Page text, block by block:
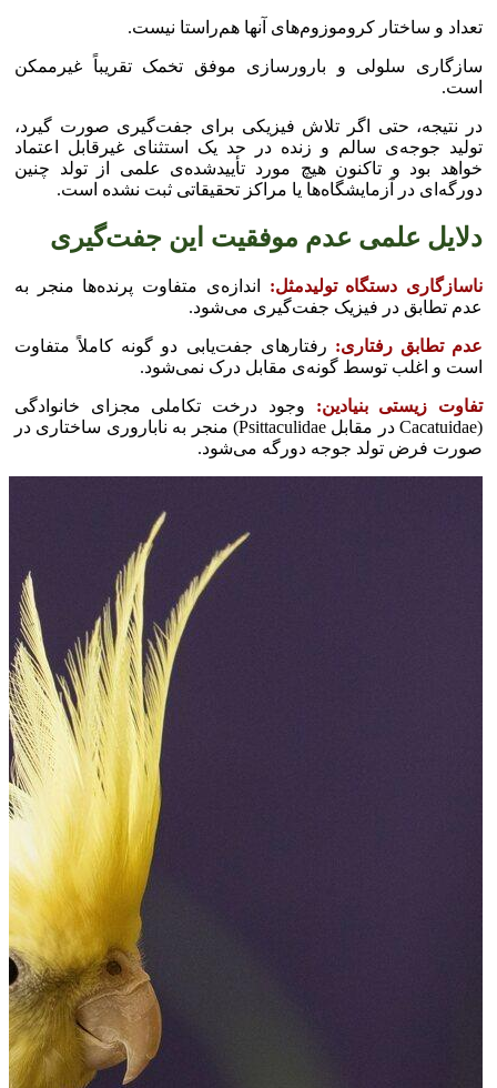
تعداد و ساختار کروموزوم‌های آنها هم‌راستا نیست.
سازگاری سلولی و بارورسازی موفق تخمک تقریباً غیرممکن
است.
در نتیجه، حتی اگر تلاش فیزیکی برای جفت‌گیری صورت گیرد،
تولید جوجه‌ی سالم و زنده در حد یک استثنای غیرقابل اعتماد
خواهد بود و تاکنون هیچ مورد تأییدشده‌ی علمی از تولد چنین
دورگه‌ای در آزمایشگاه‌ها یا مراکز تحقیقاتی ثبت نشده است.
دلایل علمی عدم موفقیت این جفت‌گیری
ناسازگاری دستگاه تولیدمثل: اندازه‌ی متفاوت پرنده‌ها منجر به
عدم تطابق در فیزیک جفت‌گیری می‌شود.
عدم تطابق رفتاری: رفتار‌های جفت‌یابی دو گونه کاملاً متفاوت
است و اغلب توسط گونه‌ی مقابل درک نمی‌شود.
تفاوت زیستی بنیادین: وجود درخت تکاملی مجزای خانوادگی
(Cacatuidae در مقابل Psittaculidae) منجر به ناباروری ساختاری در
صورت فرض تولد جوجه دورگه می‌شود.